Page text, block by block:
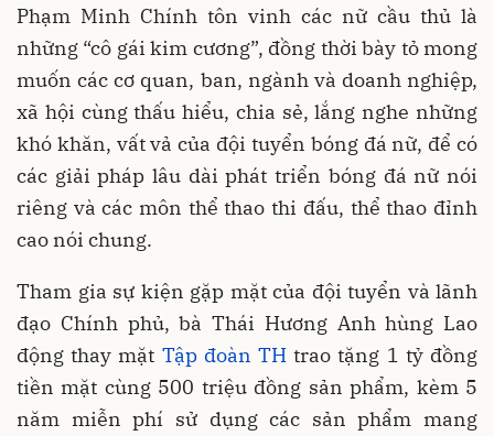
Phạm Minh Chính tôn vinh các nữ cầu thủ là
những “cô gái kim cương”, đồng thời bày tỏ mong
muốn các cơ quan, ban, ngành và doanh nghiệp,
xã hội cùng thấu hiểu, chia sẻ, lắng nghe những
khó khăn, vất vả của đội tuyển bóng đá nữ, để có
các giải pháp lâu dài phát triển bóng đá nữ nói
riêng và các môn thể thao thi đấu, thể thao đỉnh
cao nói chung.
Tham gia sự kiện gặp mặt của đội tuyển và lãnh
đạo Chính phủ, bà Thái Hương Anh hùng Lao
động thay mặt Tập đoàn TH trao tặng 1 tỷ đồng
tiền mặt cùng 500 triệu đồng sản phẩm, kèm 5
năm miễn phí sử dụng các sản phẩm mang